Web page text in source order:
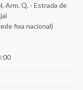
Arm. Q. - Estrada de
fixa nacional)